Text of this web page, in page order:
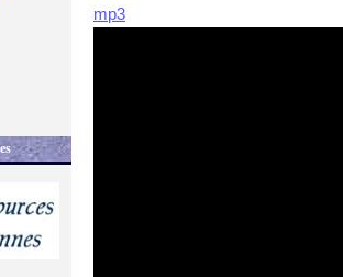
mp3